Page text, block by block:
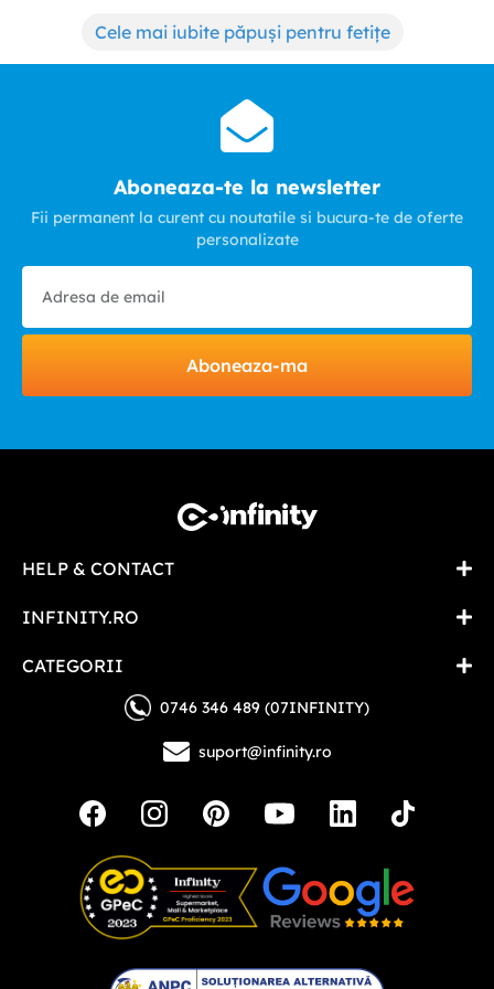
Cele mai iubite păpuși pentru fetițe
Aboneaza-te la newsletter
Fii permanent la curent cu noutatile si bucura-te de oferte
personalizate
Aboneaza-ma
HELP & CONTACT
INFINITY.RO
CATEGORII
0746 346 489 (07INFINITY)
suport@infinity.ro